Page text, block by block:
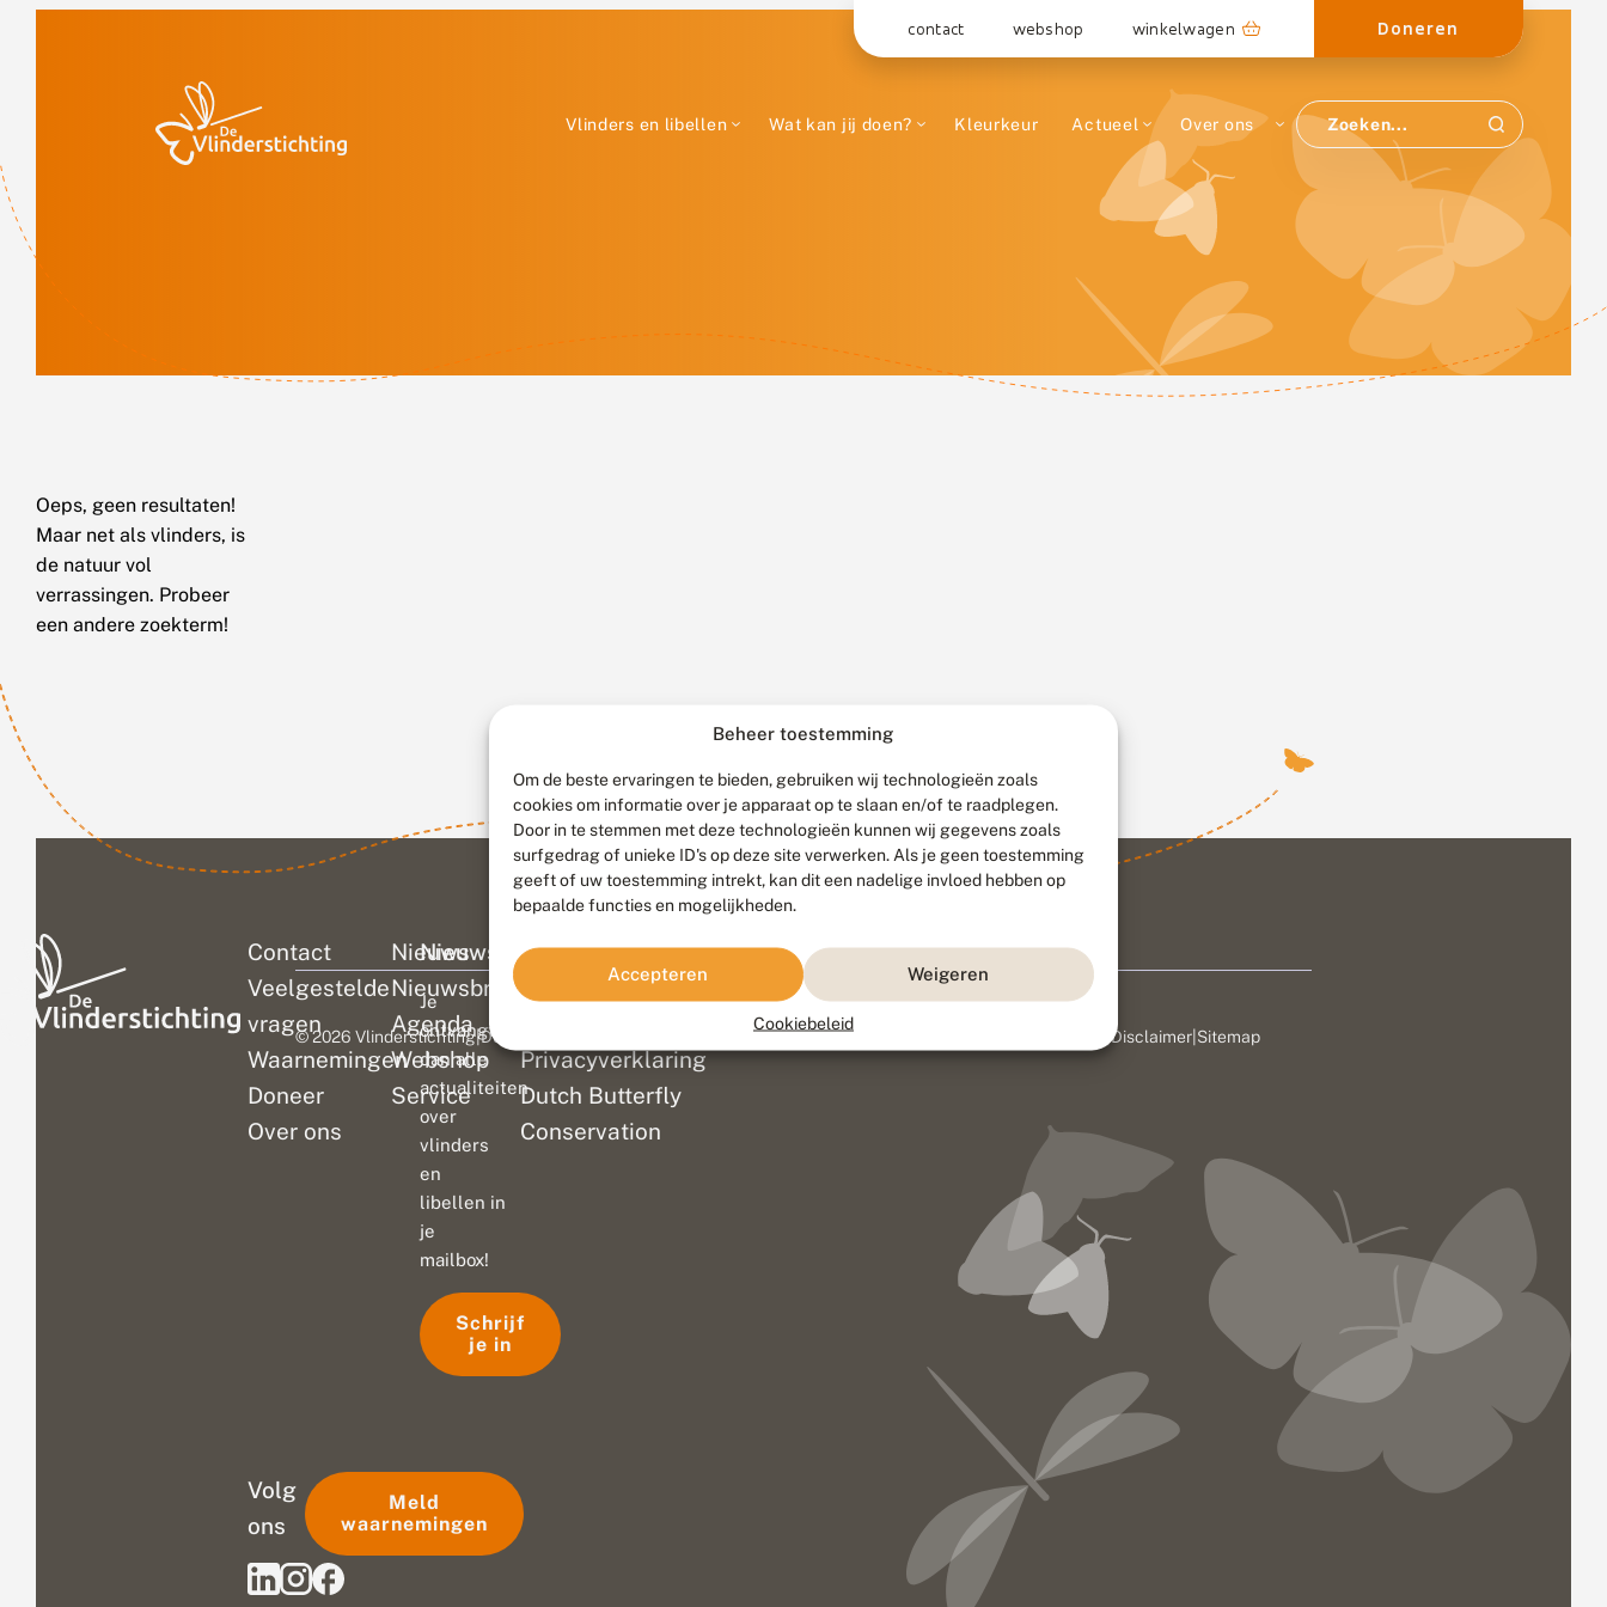
Beheer toestemming
Om de beste ervaringen te bieden, gebruiken wij technologieën zoals
cookies om informatie over je apparaat op te slaan en/of te raadplegen.
Door in te stemmen met deze technologieën kunnen wij gegevens zoals
surfgedrag of unieke ID's op deze site verwerken. Als je geen toestemming
geeft of uw toestemming intrekt, kan dit een nadelige invloed hebben op
bepaalde functies en mogelijkheden.
Accepteren Weigeren
Cookiebeleid
contact webshop winkelwagen Doneren
Vlinders en libellen Wat kan jij doen? Kleurkeur Actueel Over ons
Oeps, geen resultaten!
Maar net als vlinders, is
de natuur vol
verrassingen. Probeer
een andere zoekterm!
Contact
Veelgestelde
vragen
Waarnemingen
Doneer
Over ons
Nieuws
Nieuwsbrief
Agenda
Webshop
Service
Colofon
Disclaimer
Privacyverklaring
Dutch Butterfly
Conservation
Nieuwsbrief
Je
ontvangt
dan alle
actualiteiten
over
vlinders
en
libellen in
je
mailbox!
Schrijf
je in
Volg
ons
Meld
waarnemingen
© 2026 Vlinderstichting|Duurzaam ontwikkeld door Go2People, ontworpen door Disclaimer Sitemap